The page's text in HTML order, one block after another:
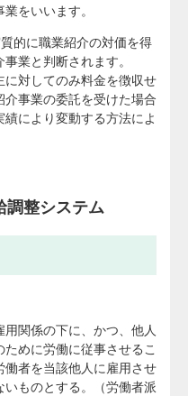
をいいます。
的に職業紹介の対価を得
業と判断されます。
対してのみ料金を徴収せ
事業の委託を受けた場合
により変動する方法によ
整システム
関係の下に、かつ、他人
めに労働に従事させるこ
働者を当該他人に雇用させ
ものとする。（労働者派